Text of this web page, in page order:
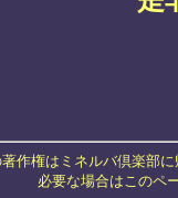
作権はミネルバ倶楽部
必要な場合はこのペ